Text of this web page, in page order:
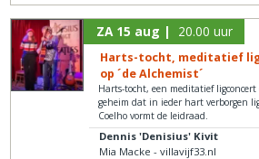
ZA 15 aug | 20.00 uur
Harts-tocht, meditatief
op ´de Alchemist´
Harts-tocht, een meditatief
geheim dat in ieder hart verborgen
Coelho vormt de leidraad.
Dennis 'Denisius' Kivit
Mia Macke - villavijf33.nl